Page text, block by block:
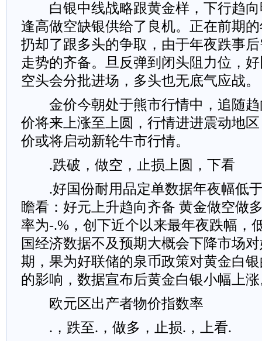
白银中线战略跟黄金样，下行趋向
逢高做空缺银供给了良机。正在前期
扔却了跟多头的争取，由于年夜跌事
走势的齐备。旦反弹到闭头阻力位，
空头会分批进场，多头也无底气应战。
金价今朝处于熊市行情中，追随趋
价将来上涨至上圆，行情进进震动地
价或将启动新轮牛市行情。
.跌破，做空，止损上圆，下看
.好国份耐用品定单数据年夜幅低于
瞻看：好元上升趋向齐备 黄金做空做
率为-.%，创下近个以来最年夜跌幅，
国经济数据不及预期大概会下降市场
期，果为好联储的泉币政策对黄金白
的影响，数据宣布后黄金白银小幅上
欧元区出产者物价指数率
.，跌至.，做多，止损.，上看.